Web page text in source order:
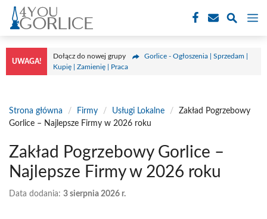
Przejdź
treści
UWAGA!
Dołącz do nowej grupy
Gorlice - Ogłoszenia | Sprzedam |
Kupię | Zamienię | Praca
Strona główna / Firmy / Usługi Lokalne /
Zakład Pogrzebowy
Gorlice – Najlepsze Firmy w 2026 roku
Zakład Pogrzebowy Gorlice –
Najlepsze Firmy w 2026 roku
Data dodania: 3 sierpnia 2026 r.